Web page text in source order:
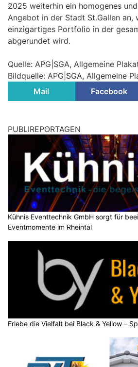
2025 weiterhin ein homogenes
Angebot in der Stadt St.Gallen an,
einzigartiges Portfolio in der
abgerundet wird.
Quelle: APG|SGA, Allgemeine
Bildquelle: APG|SGA, Allgemeine
Mail
Facebook
PUBLIREPORTAGEN
Kühnis Eventtechnik GmbH sorgt für
Eventmomente im Rheintal
Erlebe die Vielfalt bei Black & Yellow –